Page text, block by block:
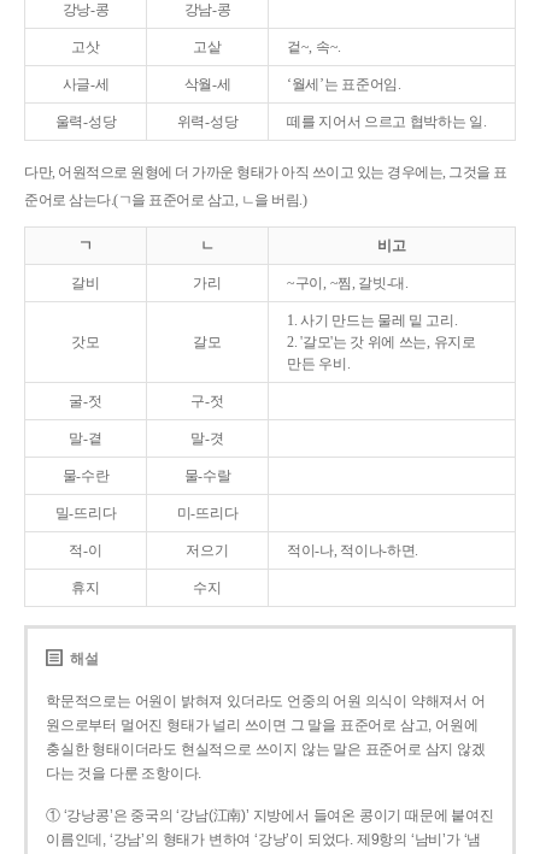
강낭-콩 강남-콩
고삿 고샅 겉~, 속~.
사글-세 삭월-세 ‘월세’는 표준어임.
울력-성당 위력-성당 떼를 지어서 으르고 협박하는 일.
다만, 어원적으로 원형에 더 가까운 형태가 아직 쓰이고 있는 경우에는, 그것을 표
준어로 삼는다.(ㄱ을 표준어로 삼고, ㄴ을 버림.)
ㄱ ㄴ 비고
갈비 가리 ~구이, ~찜, 갈빗-대.
갓모 갈모
1. 사기 만드는 물레 밑 고리.
2. '갈모'는 갓 위에 쓰는, 유지로
만든 우비.
굴-젓 구-젓
말-곁 말-겻
물-수란 물-수랄
밀-뜨리다 미-뜨리다
적-이 저으기 적이-나, 적이나-하면.
휴지 수지
해설
학문적으로는 어원이 밝혀져 있더라도 언중의 어원 의식이 약해져서 어
원으로부터 멀어진 형태가 널리 쓰이면 그 말을 표준어로 삼고, 어원에
충실한 형태이더라도 현실적으로 쓰이지 않는 말은 표준어로 삼지 않겠
다는 것을 다룬 조항이다.
① ‘강낭콩’은 중국의 ‘강남(江南)’ 지방에서 들여온 콩이기 때문에 붙여진
이름인데, ‘강남’의 형태가 변하여 ‘강낭’이 되었다. 제9항의 ‘남비’가 ‘냄